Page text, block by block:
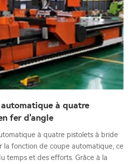
à quatre
fer d'angle
à quatre pistolets à bride
la fonction de coupe automatique, ce
temps et des efforts. Grâce à la